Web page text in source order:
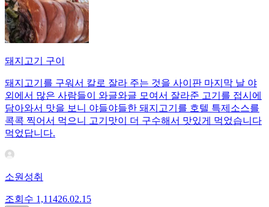
돼지고기 구이
돼지고기를 구워서 칼로 잘라 주는 것을 사이판 마지막 날 야
외에서 많은 사람들이 와글와글 모여서 잘라준 고기를 접시에
담아와서 맛을 보니 야들야들한 돼지고기를 호텔 특제소스를
콕콕 찍어서 먹으니 고기맛이 더 구수해서 맛있게 먹었습니다
먹었답니다.
소원성취
조회수 1,11426.02.15